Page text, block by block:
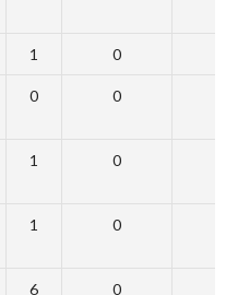
1 0
0 0
1 0
1 0
6 0